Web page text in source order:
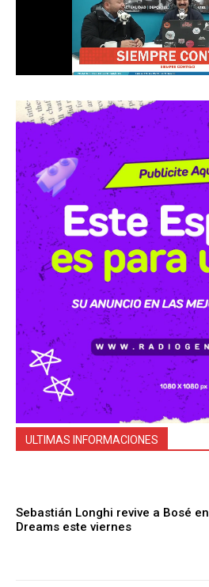
ULTIMAS INFORMACIONES
Sebastián Longhi revive a Bosé en
Dreams este viernes